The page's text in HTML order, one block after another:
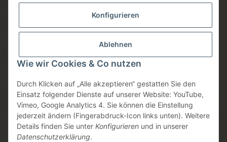
Konfigurieren
Ablehnen
Wie wir Cookies & Co nutzen
Durch Klicken auf „Alle akzeptieren“ gestatten Sie den
Einsatz folgender Dienste auf unserer Website: YouTube,
Vimeo, Google Analytics 4. Sie können die Einstellung
jederzeit ändern (Fingerabdruck-Icon links unten). Weitere
Details finden Sie unter Konfigurieren und in unserer
Datenschutzerklärung.
Sicheres einkaufen
* Alle Preise inkl. gesetzlicher USt., zzgl.